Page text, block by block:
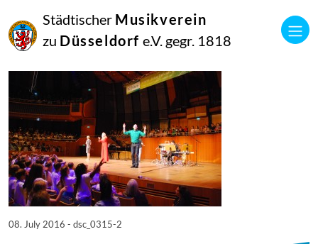
Städtischer Musikverein
zu Düsseldorf e.V. gegr. 1818
Juli
2016
Netkotec
08. July 2016 - dsc_0315-2